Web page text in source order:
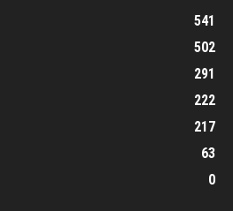
541
502
291
222
217
63
0